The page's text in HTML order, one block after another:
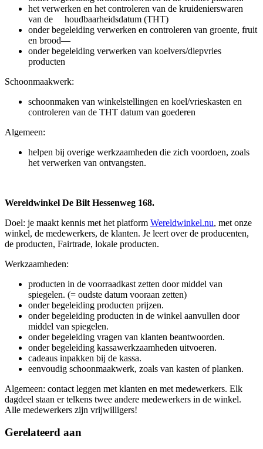
het verwerken en het controleren van de kruidenierswaren
van de houdbaarheidsdatum (THT)
onder begeleiding verwerken en controleren van groente, fruit
en brood—
onder begeleiding verwerken van koelvers/diepvries
producten
Schoonmaakwerk:
schoonmaken van winkelstellingen en koel/vrieskasten en
controleren van de THT datum van goederen
Algemeen:
helpen bij overige werkzaamheden die zich voordoen, zoals
het verwerken van ontvangsten.
Wereldwinkel De Bilt Hessenweg 168.
Doel: je maakt kennis met het platform Wereldwinkel.nu, met onze
winkel, de medewerkers, de klanten. Je leert over de producenten,
de producten, Fairtrade, lokale producten.
Werkzaamheden:
producten in de voorraadkast zetten door middel van
spiegelen. (= oudste datum vooraan zetten)
onder begeleiding producten prijzen.
onder begeleiding producten in de winkel aanvullen door
middel van spiegelen.
onder begeleiding vragen van klanten beantwoorden.
onder begeleiding kassawerkzaamheden uitvoeren.
cadeaus inpakken bij de kassa.
eenvoudig schoonmaakwerk, zoals van kasten of planken.
Algemeen: contact leggen met klanten en met medewerkers. Elk
dagdeel staan er telkens twee andere medewerkers in de winkel.
Alle medewerkers zijn vrijwilligers!
Gerelateerd aan